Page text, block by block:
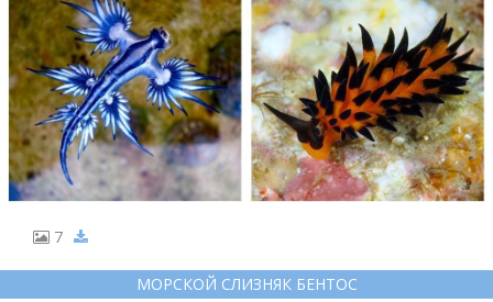
7
МОРСКОЙ СЛИЗНЯК БЕНТОС